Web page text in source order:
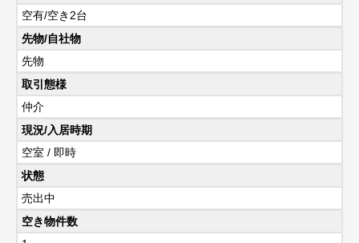
空有/空き2台
先物/自社物
先物
取引態様
仲介
現況/入居時期
空室 / 即時
状態
売出中
空き物件数